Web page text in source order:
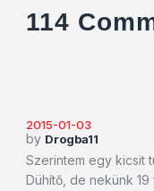
114
2015-01-03
by Drogba11
Szerintem egy kicsit
Dühítő, de nekünk